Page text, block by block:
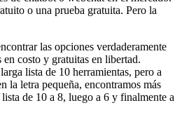
o una prueba gratuita. Pero la
las opciones verdaderamente
en costo y gratuitas en libertad.
lista de 10 herramientas, pero a
la letra pequeña, encontramos más
de 10 a 8, luego a 6 y finalmente a